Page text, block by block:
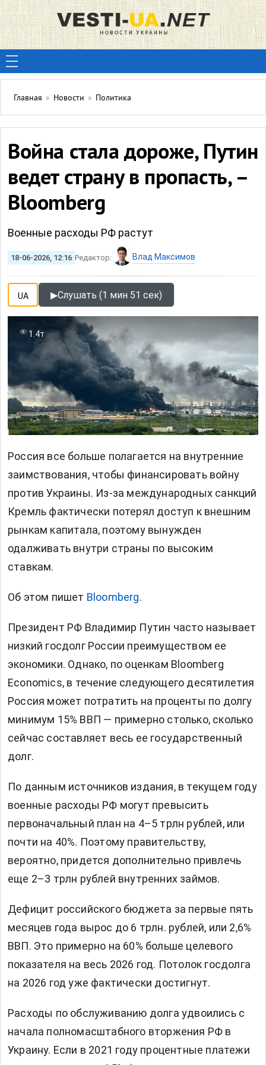
Главная » Новости » Политика
Война стала дороже, Путин
ведет страну в пропасть, –
Bloomberg
Военные расходы РФ растут
18-06-2026, 12:16 Редактор: Влад Максимов
UA ▶Слушать (1 мин 51 сек)
1.4т
Россия все больше полагается на внутренние
заимствования, чтобы финансировать войну
против Украины. Из-за международных санкций
Кремль фактически потерял доступ к внешним
рынкам капитала, поэтому вынужден
одалживать внутри страны по высоким
ставкам.
Об этом пишет Bloomberg.
Президент РФ Владимир Путин часто называет
низкий госдолг России преимуществом ее
экономики. Однако, по оценкам Bloomberg
Economics, в течение следующего десятилетия
Россия может потратить на проценты по долгу
минимум 15% ВВП — примерно столько, сколько
сейчас составляет весь ее государственный
долг.
По данным источников издания, в текущем году
военные расходы РФ могут превысить
первоначальный план на 4–5 трлн рублей, или
почти на 40%. Поэтому правительству,
вероятно, придется дополнительно привлечь
еще 2–3 трлн рублей внутренних займов.
Дефицит российского бюджета за первые пять
месяцев года вырос до 6 трлн. рублей, или 2,6%
ВВП. Это примерно на 60% больше целевого
показателя на весь 2026 год. Потолок госдолга
на 2026 год уже фактически достигнут.
Расходы по обслуживанию долга удвоились с
начала полномасштабного вторжения РФ в
Украину. Если в 2021 году процентные платежи